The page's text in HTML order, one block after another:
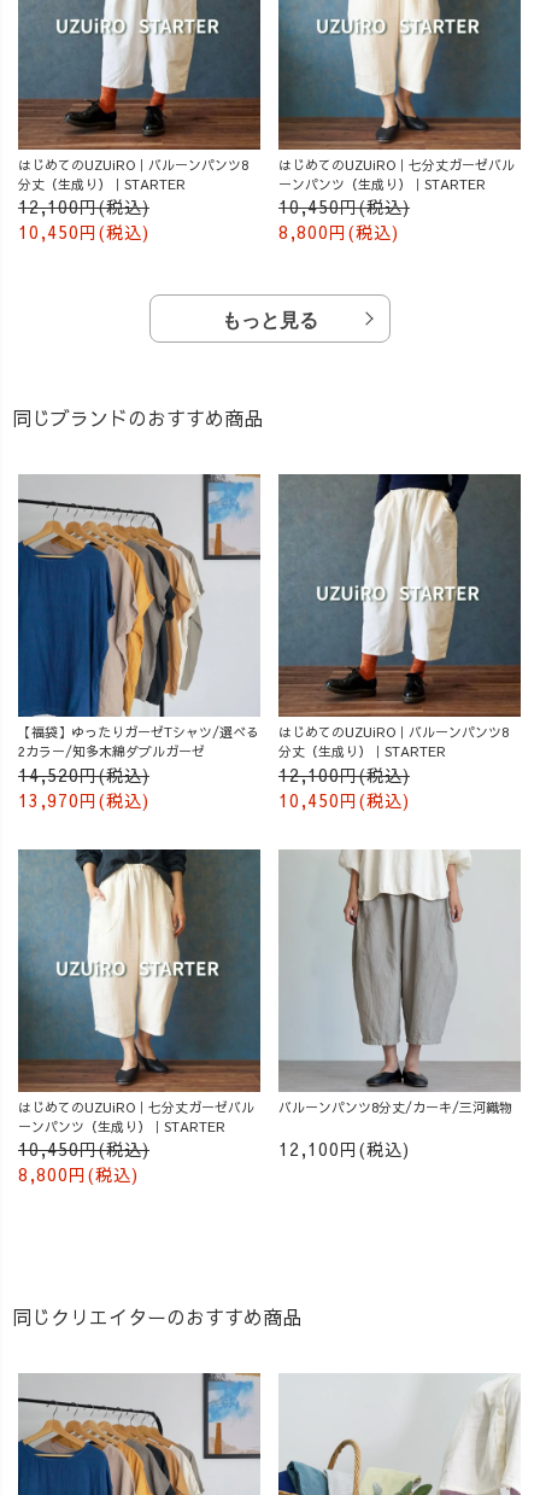
はじめてのUZUiRO｜バルーンパンツ8
分丈（生成り）｜STARTER
12,100円(税込)
10,450円(税込)
はじめてのUZUiRO｜七分丈ガーゼバル
ーンパンツ（生成り）｜STARTER
10,450円(税込)
8,800円(税込)
もっと見る
同じブランドのおすすめ商品
【福袋】ゆったりガーゼTシャツ/選べる
2カラー/知多木綿ダブルガーゼ
14,520円(税込)
13,970円(税込)
はじめてのUZUiRO｜バルーンパンツ8
分丈（生成り）｜STARTER
12,100円(税込)
10,450円(税込)
はじめてのUZUiRO｜七分丈ガーゼバル
ーンパンツ（生成り）｜STARTER
10,450円(税込)
8,800円(税込)
バルーンパンツ8分丈/カーキ/三河織物
12,100円(税込)
同じクリエイターのおすすめ商品